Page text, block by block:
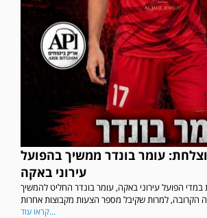
עומר בונדר ממשיך בהפועל
עירוני באקה
הפועל עירוני באקה, עומר בונדר החליט להמשיך
קראו עוד...